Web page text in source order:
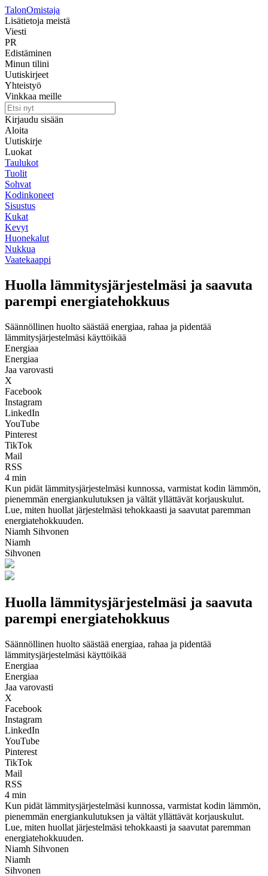
TalonOmistaja
Lisätietoja meistä
Viesti
PR
Edistäminen
Minun tilini
Uutiskirjeet
Yhteistyö
Vinkkaa meille
Kirjaudu sisään
Aloita
Uutiskirje
Luokat
Taulukot
Tuolit
Sohvat
Kodinkoneet
Sisustus
Kukat
Kevyt
Huonekalut
Nukkua
Vaatekaappi
Huolla lämmitysjärjestelmäsi ja saavuta
parempi energiatehokkuus
Säännöllinen huolto säästää energiaa, rahaa ja pidentää
lämmitysjärjestelmäsi käyttöikää
Energiaa
Energiaa
Jaa varovasti
X
Facebook
Instagram
LinkedIn
YouTube
Pinterest
TikTok
Mail
RSS
4 min
Kun pidät lämmitysjärjestelmäsi kunnossa, varmistat kodin lämmön,
pienemmän energiankulutuksen ja vältät yllättävät korjauskulut.
Lue, miten huollat järjestelmäsi tehokkaasti ja saavutat paremman
energiatehokkuuden.
Niamh Sihvonen
Niamh
Sihvonen
Huolla lämmitysjärjestelmäsi ja saavuta
parempi energiatehokkuus
Säännöllinen huolto säästää energiaa, rahaa ja pidentää
lämmitysjärjestelmäsi käyttöikää
Energiaa
Energiaa
Jaa varovasti
X
Facebook
Instagram
LinkedIn
YouTube
Pinterest
TikTok
Mail
RSS
4 min
Kun pidät lämmitysjärjestelmäsi kunnossa, varmistat kodin lämmön,
pienemmän energiankulutuksen ja vältät yllättävät korjauskulut.
Lue, miten huollat järjestelmäsi tehokkaasti ja saavutat paremman
energiatehokkuuden.
Niamh Sihvonen
Niamh
Sihvonen